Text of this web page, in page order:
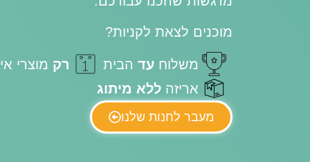
מוכנים לצאת לקניות?
משלוח עדהבית רק מוצרי
אריזה ללא מיתוג
מעבר לחנות שלנו